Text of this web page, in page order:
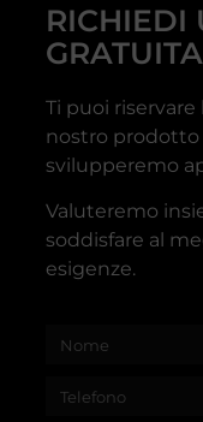
RICHIEDI
GRATUITA
Ti puoi
nostro prodotto
svilupperemo
Valuteremo
soddisfare al
esigenze.